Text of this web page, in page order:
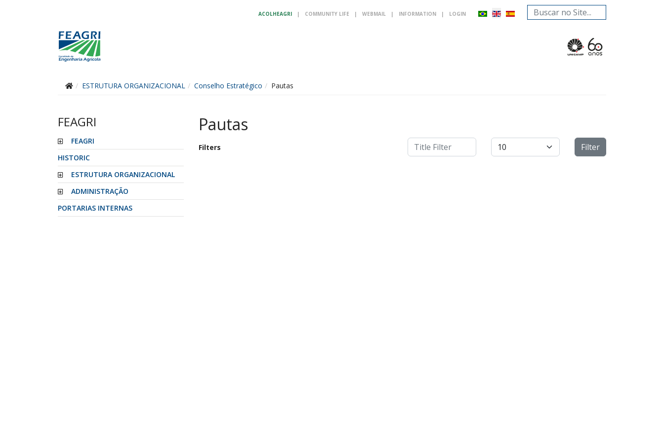
ACOLHEAGRI | COMMUNITY LIFE | WEBMAIL | INFORMATION | LOGIN
Search
...
ESTRUTURA ORGANIZACIONAL Conselho Estratégico Pautas
FEAGRI
FEAGRI
HISTORIC
ESTRUTURA ORGANIZACIONAL
ADMINISTRAÇÃO
PORTARIAS INTERNAS
Pautas
Filters Title Filter Display # Filter